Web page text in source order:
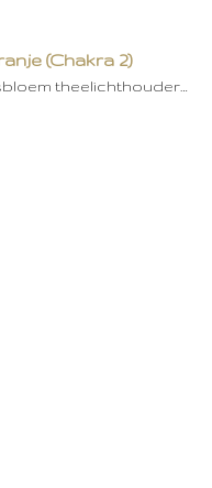
(Chakra 2)
theelichthouder…